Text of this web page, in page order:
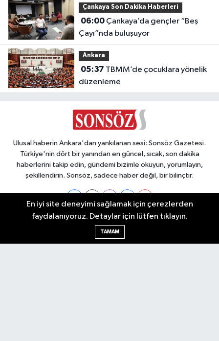
Çankaya Son Dakika Haberleri
06:00Çankaya’da gençler “Beş
Çayı”nda buluşuyor
Ankara
05:37
düzenleme
Ulusal haberin Ankara'dan yankılanan sesi: Sonsöz Gazetesi.
Türkiye'nin dört bir yanından en güncel, sıcak, son dakika
haberlerini takip edin, gündemi bizimle okuyun, yorumlayın,
şekillendirin. Sonsöz, sadece haber değil, bir bilinçtir.
Ankara Nöbetçi Eczaneler
En iyi site deneyimi sağlamak için çerezlerden
faydalanıyoruz. Detaylar için lütfen tıklayın.
TAMAM